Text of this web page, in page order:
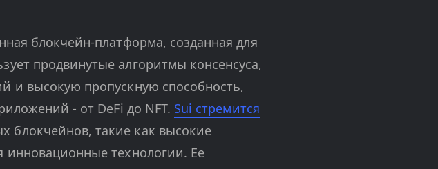
блокчейн-платформа, созданная для
продвинутые алгоритмы консенсуса,
и высокую пропускную способность,
- от DeFi до NFT. Sui стремится
блокчейнов, такие как высокие
инновационные технологии. Ее